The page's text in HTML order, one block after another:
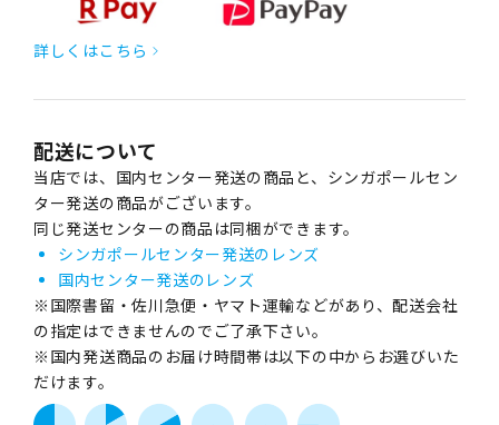
詳しくはこちら
配送について
当店では、国内センター発送の商品と、シンガポールセン
ター発送の商品がございます。
同じ発送センターの商品は同梱ができます。
シンガポールセンター発送のレンズ
国内センター発送のレンズ
※国際書留・佐川急便・ヤマト運輸などがあり、配送会社
の指定はできませんのでご了承下さい。
※国内発送商品のお届け時間帯は以下の中からお選びいた
だけます。